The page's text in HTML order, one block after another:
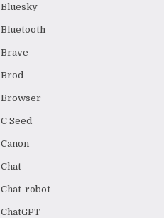
Bluesky
Bluetooth
Brave
Brod
Browser
C Seed
Canon
Chat
Chat-robot
ChatGPT